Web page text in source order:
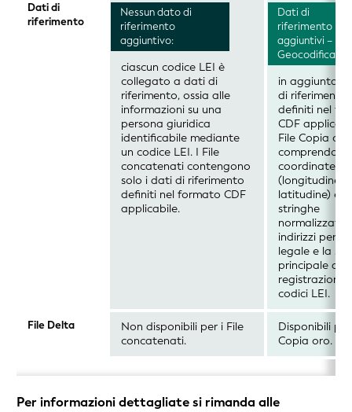
Dati di
riferimento
Nessun dato di
riferimento
aggiuntivo:
ciascun codice LEI è
collegato a dati di
riferimento, ossia alle
informazioni su una
persona giuridica
identificabile mediante
un codice LEI. I File
concatenati contengono
solo i dati di riferimento
definiti nel formato CDF
applicabile.
Dati di
riferimento
aggiuntivi –
Geocodifica:
in aggiunta
di riferimento
definiti nel
CDF
File Copia oro
coordinate
(longitudine e
latitudine) e le
stringhe
normalizzate
indirizzi per la
legale e la
principale di
registrazione
codici LEI.
File Delta
Non disponibili per i File
concatenati.
Disponibili
Copia oro.
Per informazioni dettagliate si rimanda alle